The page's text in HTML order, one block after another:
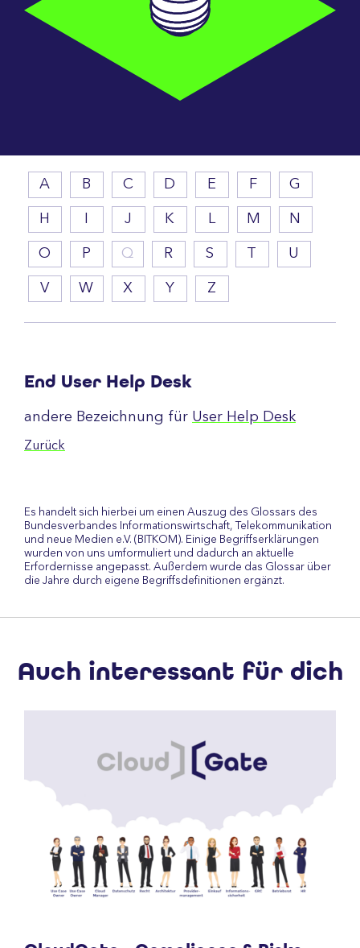
A B C D E F G
H J K L M N
O P Q R S U
V W X Y Z
End User Help Desk
andere Bezeichnung für User Help Desk
Zurück
Es handelt sich hierbei um einen Auszug des Glossars des
Bundesverbandes Informationswirtschaft, Telekommunikation
und neue Medien e.V. (BITKOM). Einige Begriffserklärungen
wurden von uns umformuliert und dadurch an aktuelle
Erfordernisse angepasst. Außerdem wurde das Glossar über
die Jahre durch eigene Begriffsdefinitionen ergänzt.
Auch interessant für dich